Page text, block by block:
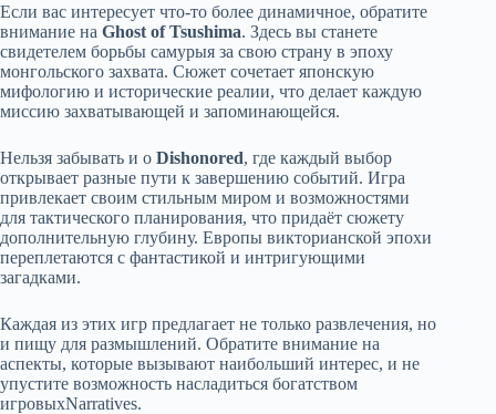
Если вас интересует что-то более динамичное, обратите
внимание на Ghost of Tsushima. Здесь вы станете
свидетелем борьбы самурыя за свою страну в эпоху
монгольского захвата. Сюжет сочетает японскую
мифологию и исторические реалии, что делает каждую
миссию захватывающей и запоминающейся.
Нельзя забывать и о Dishonored, где каждый выбор
открывает разные пути к завершению событий. Игра
привлекает своим стильным миром и возможностями
для тактического планирования, что придаёт сюжету
дополнительную глубину. Европы викторианской эпохи
переплетаются с фантастикой и интригующими
загадками.
Каждая из этих игр предлагает не только развлечения, но
и пищу для размышлений. Обратите внимание на
аспекты, которые вызывают наибольший интерес, и не
упустите возможность насладиться богатством
игровыхNarratives.